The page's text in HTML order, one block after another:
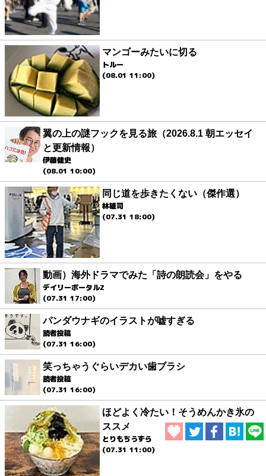
マンゴーみたいに切る
トルー
(08.01 11:00)
翼の上の謎フックを見る旅（2026.8.1 朝エッセイ
と更新情報）
伊藤健史
(08.01 10:00)
同じ道を歩きたくない（傑作選）
林雄司
(07.31 18:00)
動画）海外ドラマでみた「詩の朗読会」をやる
デイリーポータルZ
(07.31 17:00)
パンダウナギのイラストが嘘すぎる
読者投稿
(07.31 16:00)
笑っちゃうぐらいデカい歯ブラシ
読者投稿
(07.31 16:00)
ほどよく冷たい！そうめんかき氷の
ススメ
とりもちうずら
(07.31 11:00)